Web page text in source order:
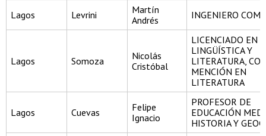
Lagos Levrini
Martín
Andrés
INGENIERO
Lagos Somoza
Nicolás
Cristóbal
LICENCIADO EN
LINGÜÍSTICA Y
LITERATURA,
MENCIÓN EN
LITERATURA
Lagos Cuevas
Felipe
Ignacio
PROFESOR DE
EDUCACIÓN
HISTORIA Y